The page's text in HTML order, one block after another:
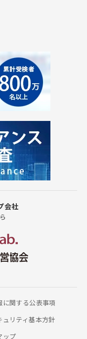
会社
に関する公表事項
ュリティ基本方針
ップ